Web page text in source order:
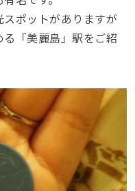
ポットがありますが
「美麗島」駅をご紹